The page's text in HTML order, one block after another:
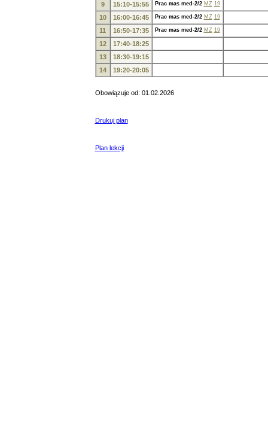
9 15:10-15:55 Prac mas med-2/2 MZ 19
10 16:00-16:45 Prac mas med-2/2 MZ 19
11 16:50-17:35 Prac mas med-2/2 MZ 19
12
17:40-18:25
13
18:30-19:15
14
19:20-20:05
Obowiązuje od: 01.02.2026
Drukuj plan
Plan lekcji